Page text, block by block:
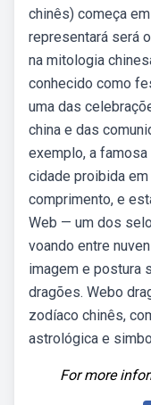
chinês) começa
representará será
na mitologia
conhecido como
uma das
china e das
exemplo, a
cidade proibida
comprimento, e
Web — um dos
voando entre
imagem e postura
dragões. Webo
zodíaco chinês,
astrológica e
For more